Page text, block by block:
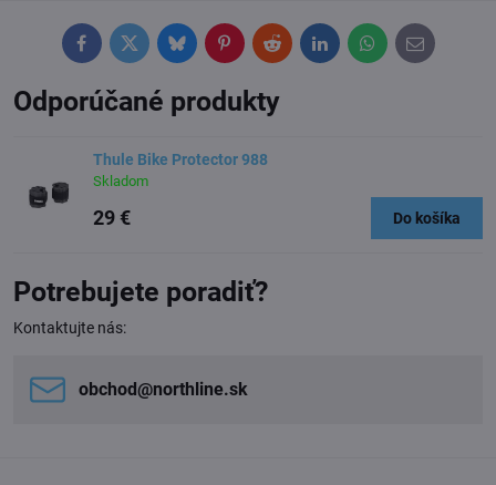
FacebookTwitterBlueskyPinterestRedditLinkedInWhatsApp
E-
mail
Odporúčané produkty
Thule Bike Protector 988
Skladom
29 € Do košíka
Potrebujete poradiť?
Kontaktujte nás:
obchod​@northline​.sk